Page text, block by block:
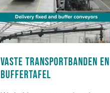
Vaste transportbanden en
buffertafel